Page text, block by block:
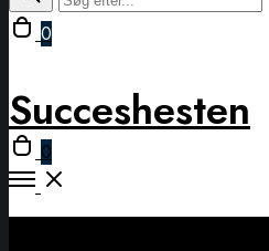
Toggle
0
Succeshesten
Open
cart
0
Open